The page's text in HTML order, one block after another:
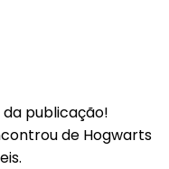
da publicação!
de Hogwarts